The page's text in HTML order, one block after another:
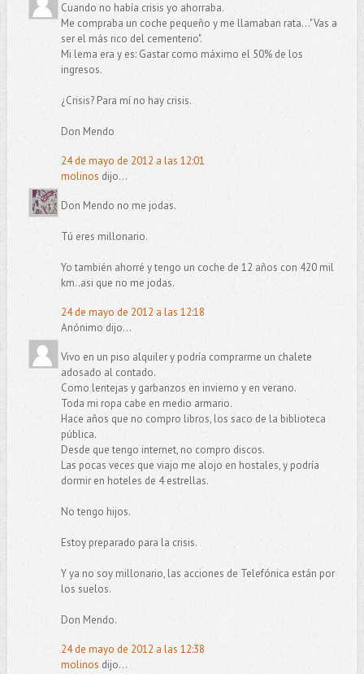
Cuando no había crisis yo ahorraba.
Me compraba un coche pequeño y me llamaban rata..."Vas a
ser el más rico del cementerio".
Mi lema era y es: Gastar como máximo el 50% de los
ingresos.
¿Crisis? Para mí no hay crisis.
Don Mendo
24 de mayo de 2012 a las 12:01
molinos dijo...
Don Mendo no me jodas.
Tú eres millonario.
Yo también ahorré y tengo un coche de 12 años con 420 mil
km..asi que no me jodas.
24 de mayo de 2012 a las 12:18
Anónimo dijo...
Vivo en un piso alquiler y podría comprarme un chalete
adosado al contado.
Como lentejas y garbanzos en invierno y en verano.
Toda mi ropa cabe en medio armario.
Hace años que no compro libros, los saco de la biblioteca
pública.
Desde que tengo internet, no compro discos.
Las pocas veces que viajo me alojo en hostales, y podría
dormir en hoteles de 4 estrellas.
No tengo hijos.
Estoy preparado para la crisis.
Y ya no soy millonario, las acciones de Telefónica están por
los suelos.
Don Mendo.
24 de mayo de 2012 a las 12:38
molinos dijo...